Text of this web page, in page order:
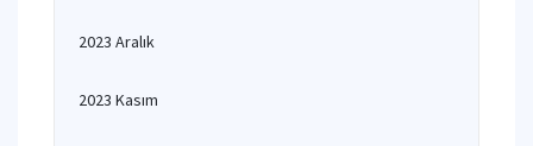
2023 Aralık
2023 Kasım